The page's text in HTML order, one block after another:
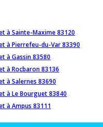
à Sainte-Maxime 83120
à Pierrefeu-du-Var 83390
à Gassin 83580
à Rocbaron 83136
à Salernes 83690
à Le Bourguet 83840
à Ampus 83111